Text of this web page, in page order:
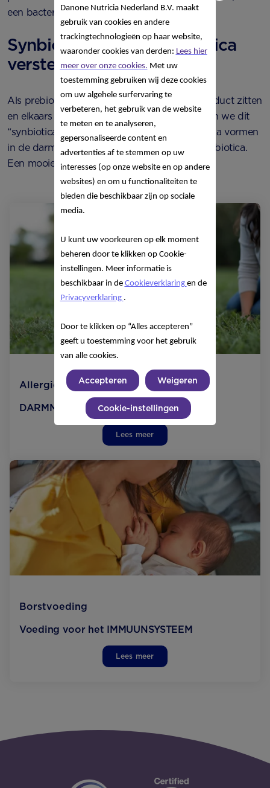
een bacteriestam die intact blijft in de darm.
Synbiotica: pro- en prebiotica
versterken elkaar
Als prebiotica en probiotica samen in een product zitten
en elkaars werking ondersteunen, dan noemen we dit
“synbiotica”. Ze versterken elkaar: de prebiotica vormen
in de darmen de voedingsbodem voor de probiotica.
Een mooie vorm van samenwerking!
Allergieën en kwaaltjes
DARMMICROBIOTA
Lees meer
Borstvoeding
Voeding voor het IMMUUNSYSTEEM
Lees meer
Danone Nutricia Nederland B.V. maakt
gebruik van cookies en andere
trackingtechnologieën op haar website,
waaronder cookies van derden: Lees hier
meer over onze cookies. Met uw
toestemming gebruiken wij deze cookies
om uw algehele surfervaring te
verbeteren, het gebruik van de website
te meten en te analyseren,
gepersonaliseerde content en
advertenties af te stemmen op uw
interesses (op onze website en op andere
websites) en om u functionaliteiten te
bieden die beschikbaar zijn op sociale
media.
U kunt uw voorkeuren op elk moment
beheren door te klikken op Cookie-
instellingen. Meer informatie is
beschikbaar in de Cookieverklaring en de
Privacyverklaring .
Door te klikken op “Alles accepteren”
geeft u toestemming voor het gebruik
van alle cookies.
Accepteren Weigeren
Cookie-instellingen